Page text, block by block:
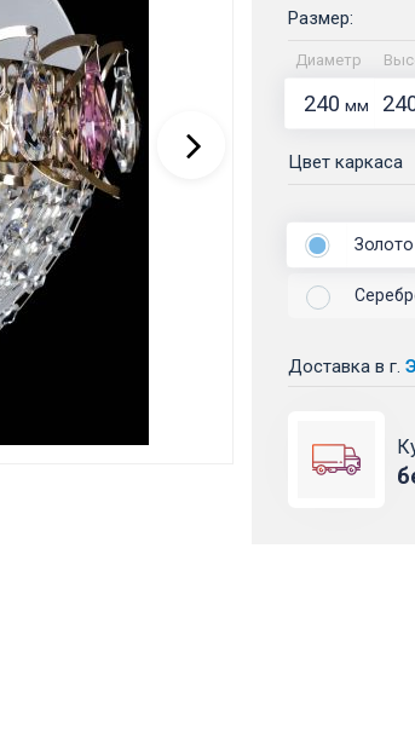
Размер:
Диаметр
240мм
Цвет каркаса
Золото
Доставка в г.